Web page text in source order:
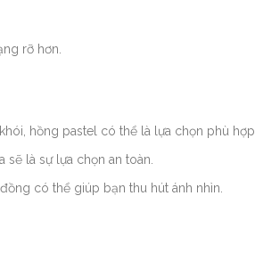
rỡ hơn.
hồng pastel có thể là lựa chọn phù hợp.
là sự lựa chọn an toàn.
có thể giúp bạn thu hút ánh nhìn.